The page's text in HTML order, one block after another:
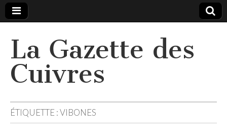
La Gazette des
Cuivres
ÉTIQUETTE :VIBONES